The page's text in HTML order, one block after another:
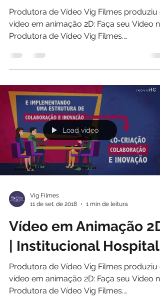
Produtora de Vídeo Vig Filmes produziu o
vídeo em animação 2D: Faça seu Vídeo na
Produtora de Vídeo Vig Filmes.
Load video
Vig Filmes
11 de set. de 2018
1 min de leitura
Vídeo em Animação 2D
| Institucional Hospital
Produtora de Vídeo Vig Filmes produziu o
vídeo em animação 2D: Faça seu Vídeo na
Produtora de Vídeo Vig Filmes.